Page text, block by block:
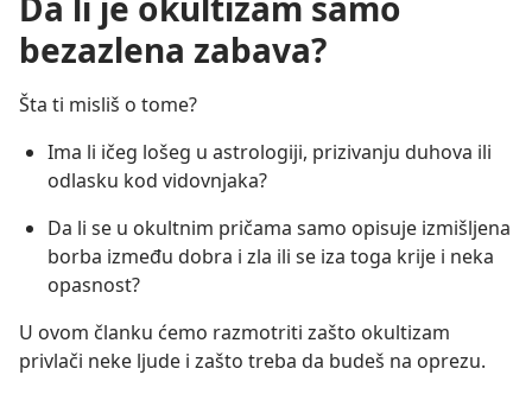
bezazlena zabava?
Šta ti misliš o tome?
Ima li ičeg lošeg u astrologiji, prizivanju duhova ili
odlasku kod vidovnjaka?
Da li se u okultnim pričama samo opisuje izmišljena
borba između dobra i zla ili se iza toga krije i neka
opasnost?
U ovom članku ćemo razmotriti zašto okultizam
privlači neke ljude i zašto treba da budeš na oprezu.